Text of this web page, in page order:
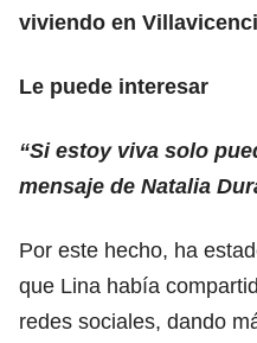
viviendo en
Le puede interesar
“Si estoy viva solo
mensaje de Natalia
Por este hecho, ha
que Lina había
redes sociales, dando